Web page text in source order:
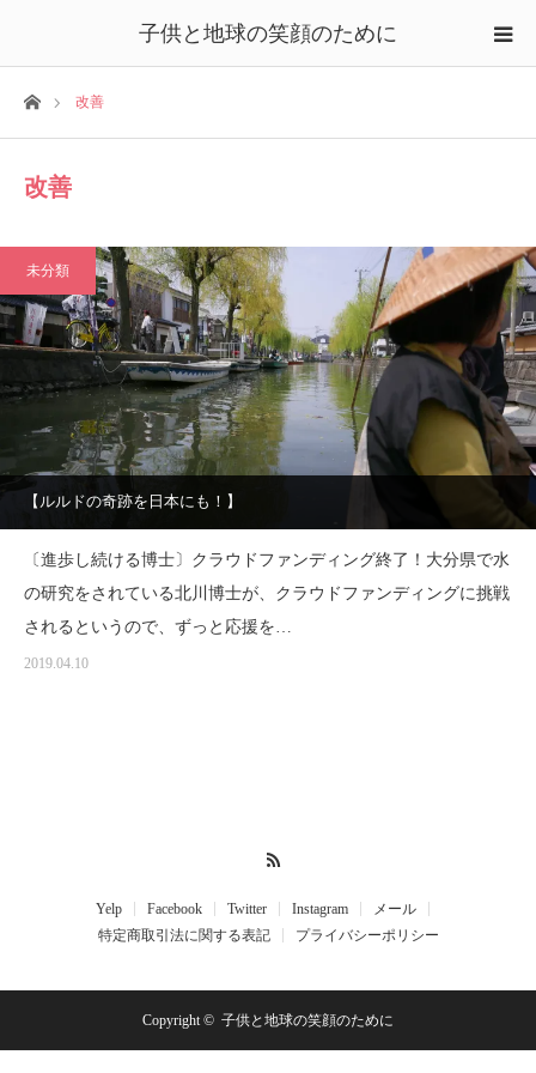
子供と地球の笑顔のために
ホーム改善
改善
未分類
【ルルドの奇跡を日本にも！】
〔進歩し続ける博士〕クラウドファンディング終了！大分県で水
の研究をされている北川博士が、クラウドファンディングに挑戦
されるというので、ずっと応援を…
2019.04.10
Yelp Facebook Twitter Instagram
メール
特定商取引法に関する表記
プライバシーポリシー
Copyright © 子供と地球の笑顔のために